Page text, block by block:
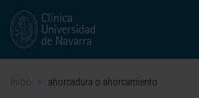
Inicio > ahorcadura o ahorcamiento